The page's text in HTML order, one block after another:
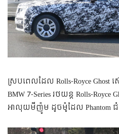
ស្របពេលដែល Rolls-Royce Ghost
BMW 7-Series រថយន្ត Rolls-Royce
អាលុយមីញ៉ូម ដូចម៉ូដែល Phantom